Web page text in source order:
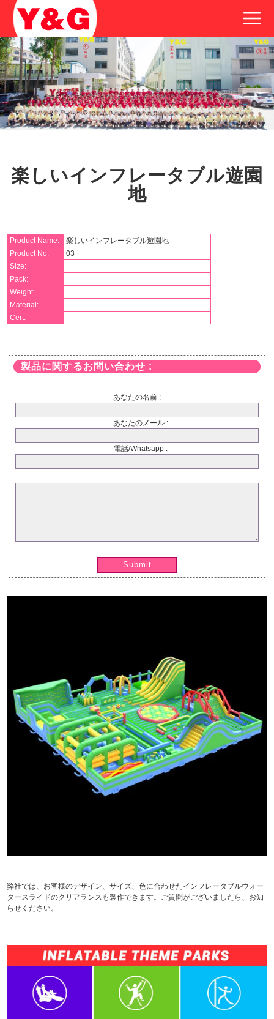
楽しいインフレータブル遊園
地
Product Name:
楽しいインフレータブル遊園地
Product No:
03
Size:
Pack:
Weight:
Material:
Cert:
製品に関するお問い合わせ :
あなたの名前 :
あなたのメール :
電話/Whatsapp :
Submit
弊社では、お客様のデザイン、サイズ、色に合わせたインフレータブルウォー
タースライドのクリアランスも製作できます。ご質問がございましたら、お知
らせください。